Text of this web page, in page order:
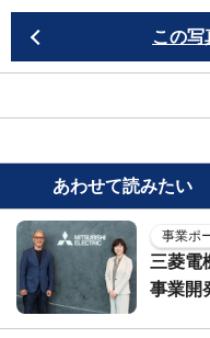
この写
あわせて読みたい
事業ポ
三菱電
事業開